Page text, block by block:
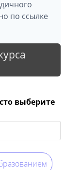
по ссылке
выберите